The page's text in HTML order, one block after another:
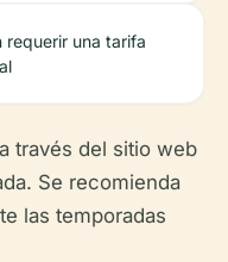
requerir una tarifa
través del sitio web
Se recomienda
las temporadas